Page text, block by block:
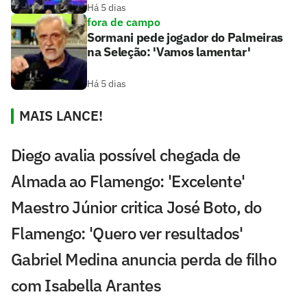
Há 5 dias
fora de campo
Sormani pede jogador do Palmeiras
na Seleção: 'Vamos lamentar'
Há 5 dias
MAIS LANCE!
Diego avalia possível chegada de
Almada ao Flamengo: 'Excelente'
Maestro Júnior critica José Boto, do
Flamengo: 'Quero ver resultados'
Gabriel Medina anuncia perda de filho
com Isabella Arantes